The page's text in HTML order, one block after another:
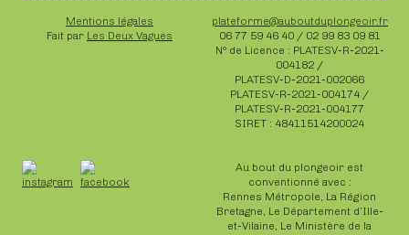
Mentions légales
Fait par Les Deux Vagues
plateforme@auboutduplongeoir.fr
06 77 59 46 40 / 02 99 83 09 81
N° de Licence : PLATESV-R-2021-
004182 /
PLATESV-D-2021-002066
PLATESV-R-2021-004174 /
PLATESV-R-2021-004177
SIRET : 48411514200024
Au bout du plongeoir est
conventionné avec :
Rennes Métropole, La Région
Bretagne, Le Département d’Ille-
et-Vilaine, Le Ministère de la